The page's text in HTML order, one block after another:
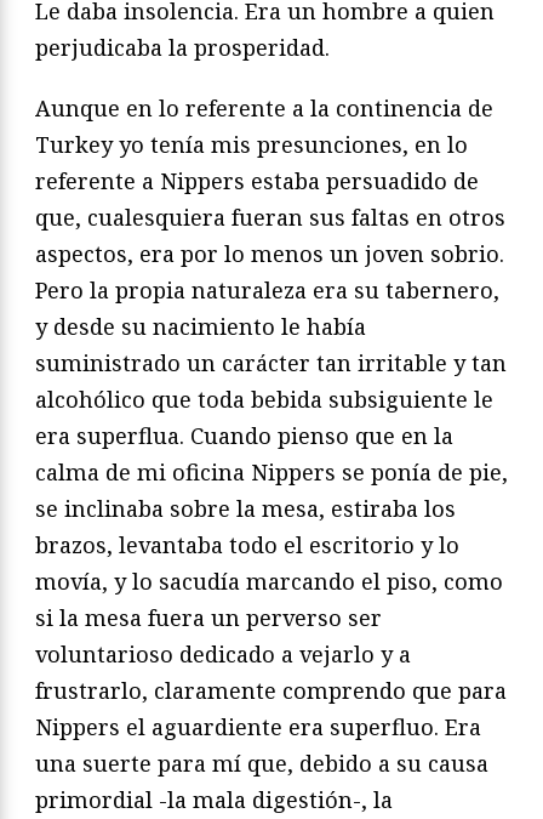
Le daba insolencia. Era un hombre a quien
perjudicaba la prosperidad.
Aunque en lo referente a la continencia de
Turkey yo tenía mis presunciones, en lo
referente a Nippers estaba persuadido de
que, cualesquiera fueran sus faltas en otros
aspectos, era por lo menos un joven sobrio.
Pero la propia naturaleza era su tabernero,
y desde su nacimiento le había
suministrado un carácter tan irritable y tan
alcohólico que toda bebida subsiguiente le
era superflua. Cuando pienso que en la
calma de mi oficina Nippers se ponía de pie,
se inclinaba sobre la mesa, estiraba los
brazos, levantaba todo el escritorio y lo
movía, y lo sacudía marcando el piso, como
si la mesa fuera un perverso ser
voluntarioso dedicado a vejarlo y a
frustrarlo, claramente comprendo que para
Nippers el aguardiente era superfluo. Era
una suerte para mí que, debido a su causa
primordial -la mala digestión-, la